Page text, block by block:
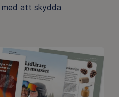
att skydda